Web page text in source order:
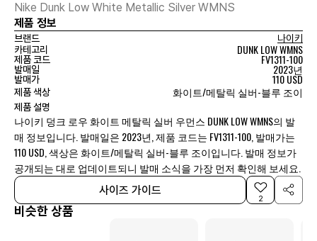
Nike Dunk Low White Metallic Silver WMNS
제품 정보
브랜드
나이키
카테고리
DUNK LOW WMNS
제품 코드 FV1311-100
발매일 2023년
발매가 110 USD
제품 색상 화이트/메탈릭 실버-블루 조이
제품 설명
나이키 덩크 로우 화이트 메탈릭 실버 우먼스 DUNK LOW WMNS의 발
매 정보입니다. 발매일은 2023년, 제품 코드는 FV1311-100, 발매가는
110 USD, 색상은 화이트/메탈릭 실버-블루 조이입니다. 발매 정보가
공개되는 대로 업데이트되니 발매 소식을 가장 먼저 확인해 보세요.
사이즈 가이드
2
비슷한 상품